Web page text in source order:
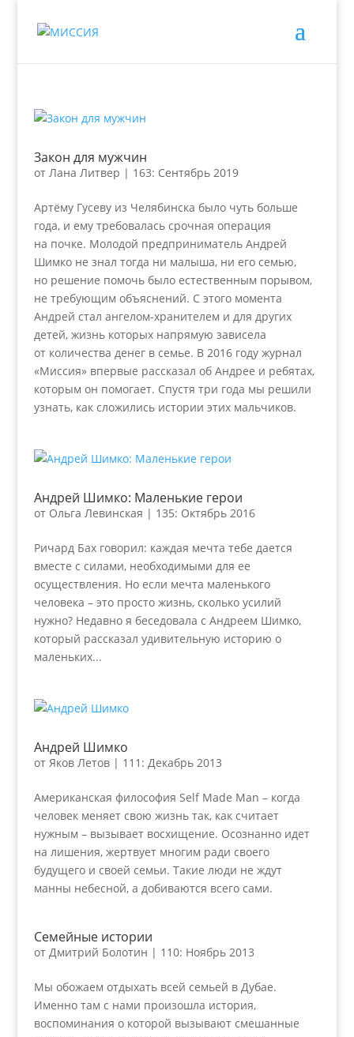
Закон для мужчин
от Лана Литвер | 163: Сентябрь 2019
Артёму Гусеву из Челябинска было чуть больше
года, и ему требовалась срочная операция
на почке. Молодой предприниматель Андрей
Шимко не знал тогда ни малыша, ни его семью,
но решение помочь было естественным порывом,
не требующим объяснений. С этого момента
Андрей стал ангелом-хранителем и для других
детей, жизнь которых напрямую зависела
от количества денег в семье. В 2016 году журнал
«Миссия» впервые рассказал об Андрее и ребятах,
которым он помогает. Спустя три года мы решили
узнать, как сложились истории этих мальчиков.
Андрей Шимко: Маленькие герои
от Ольга Левинская | 135: Октябрь 2016
Ричард Бах говорил: каждая мечта тебе дается
вместе с силами, необходимыми для ее
осуществления. Но если мечта маленького
человека – это просто жизнь, сколько усилий
нужно? Недавно я беседовала с Андреем Шимко,
который рассказал удивительную историю о
маленьких...
Андрей Шимко
от Яков Летов| 111: Декабрь 2013
Американская философия Self Made Man – когда
человек меняет свою жизнь так, как считает
нужным – вызывает восхищение. Осознанно идет
на лишения, жертвует многим ради своего
будущего и своей семьи. Такие люди не ждут
манны небесной, а добиваются всего сами.
Семейные истории
от Дмитрий Болотин | 110: Ноябрь 2013
Мы обожаем отдыхать всей семьей в Дубае.
Именно там с нами произошла история,
воспоминания о которой вызывают смешанные